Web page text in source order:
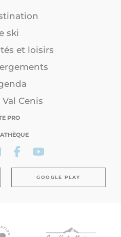
ski
et loisirs
Cenis
PRO
GOOGLE PLAY